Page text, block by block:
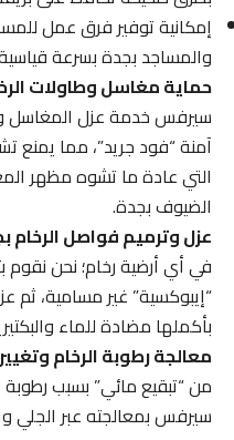
إمكانية توفير فرق عمل
والمساجد بجدة بسرعة قياسية
حماية مغاسل وطاولات
سيرفس خدمة عزل المغاسل
آمنة “فود جريد”، مما يمنع
التي عادة ما تشوه مظهر
الضيوف بجدة.
عزل وترميم فواصل الرخام
في أي أرضية رخام؛ نحن نقوم
“إيبوكسية” غير مسامية، ثم
بأكملها مضادة للماء
معالجة رطوبة الرخام وتغيير
من “تبقيع مائي” بسبب رطوبة
سيرفس بمعالجته عبر الجلي